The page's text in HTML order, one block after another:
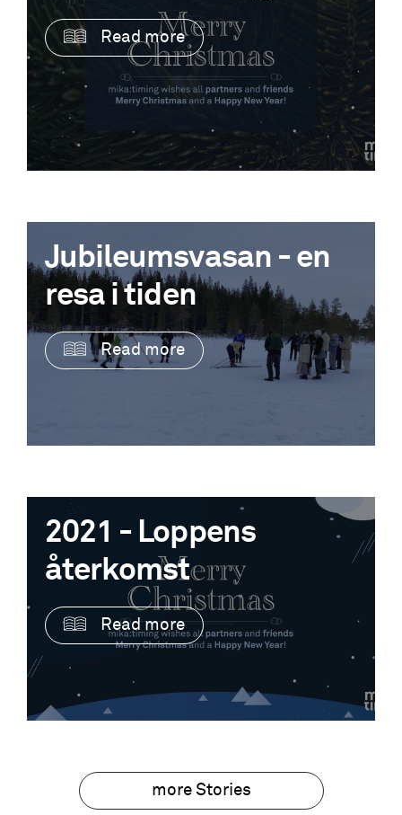
Read more
Jubileumsvasan - en
resa i tiden
Read more
2021 - Loppens
återkomst
Read more
more Stories